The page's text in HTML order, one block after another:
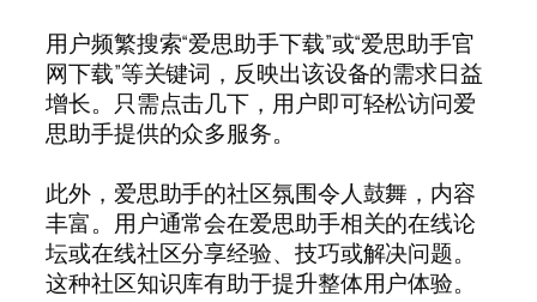
用户频繁搜索“爱思助手下载”或“爱思助手官
网下载”等关键词，反映出该设备的需求日益
增长。只需点击几下，用户即可轻松访问爱
思助手提供的众多服务。
此外，爱思助手的社区氛围令人鼓舞，内容
丰富。用户通常会在爱思助手相关的在线论
坛或在线社区分享经验、技巧或解决问题。
这种社区知识库有助于提升整体用户体验。